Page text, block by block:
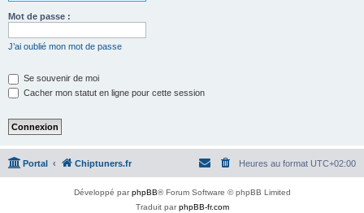
Mot de passe :
J’ai oublié mon mot de passe
Se souvenir de moi
Cacher mon statut en ligne pour cette session
Portal Chiptuners.fr Heures au format UTC+02:00
Développé parphpBB® Forum Software © phpBB Limited
Traduit parphpBB-fr.com